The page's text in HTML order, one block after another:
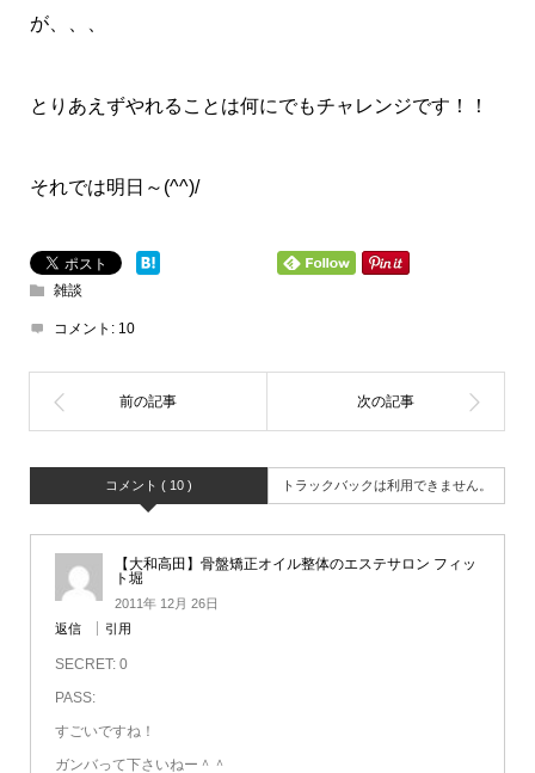
が、、、
とりあえずやれることは何にでもチャレンジです！！
それでは明日～(^^)/
雑談
コメント: 10
コメント ( 10 ) トラックバックは利用できません。
【大和高田】骨盤矯正オイル整体のエステサロン フィッ
ト堀
2011年 12月 26日
返信
引用
SECRET: 0
PASS:
すごいですね！
ガンバって下さいねー＾＾